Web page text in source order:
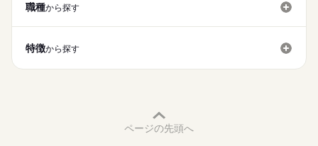
職種から探す
特徴から探す
ページの先頭へ